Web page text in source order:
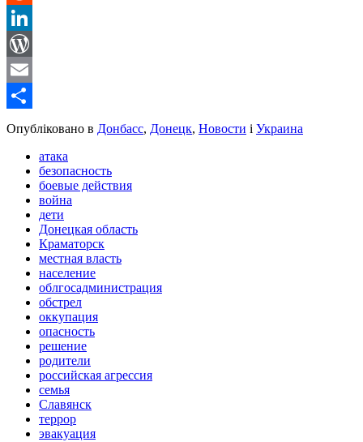
Reddit
LinkedIn
WordPress
Email
Share
Опубліковано в Донбасс, Донецк, Новости і Украина
атака
безопасность
боевые действия
война
дети
Донецкая область
Краматорск
местная власть
население
облгосадминистрация
обстрел
оккупация
опасность
решение
родители
российская агрессия
семья
Славянск
террор
эвакуация